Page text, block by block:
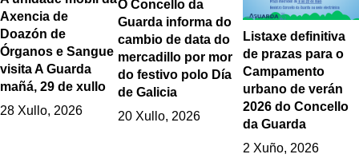
Axencia de
Doazón de
Órganos e Sangue
visita A Guarda
mañá, 29 de xullo
28 Xullo, 2026
O Concello da
Guarda informa do
cambio de data do
mercadillo por mor
do festivo polo Día
de Galicia
20 Xullo, 2026
Listaxe definitiva
de prazas para o
Campamento
urbano de verán
2026 do Concello
da Guarda
2 Xuño, 2026